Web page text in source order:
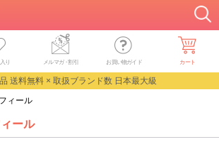
り メルマガ・割引 お買い物ガイド カート
送料無料 × 取扱ブランド数 日本最大級
ィール
ール